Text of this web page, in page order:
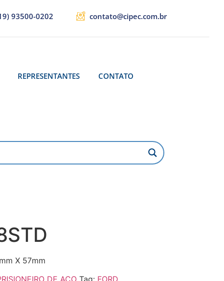
93500-0202 contato@cipec.com.br
REPRESENTANTES CONTATO
X 57mm